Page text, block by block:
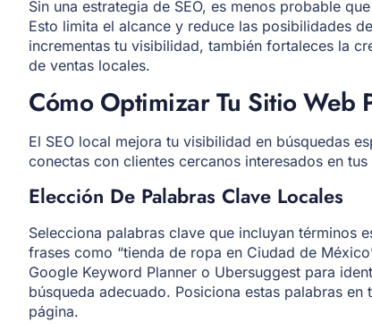
Sin una estrategia de SEO, es menos probable
Esto limita el alcance y reduce las posibilidades
incrementas tu visibilidad, también fortaleces la
de ventas locales.
Cómo Optimizar Tu Sitio Web
El SEO local mejora tu visibilidad en búsquedas
conectas con clientes cercanos interesados en
Elección De Palabras Clave Locales
Selecciona palabras clave que incluyan términos
frases como “tienda de ropa en Ciudad de
Google Keyword Planner o Ubersuggest para
búsqueda adecuado. Posiciona estas palabras
página.